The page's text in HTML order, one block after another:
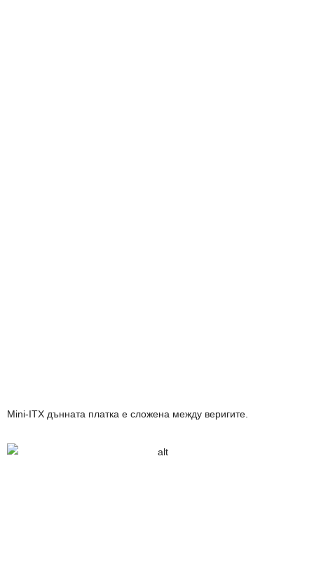
Mini-ITX дънната платка е сложена между веригите.